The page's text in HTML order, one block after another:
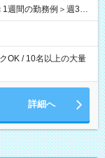
週間の勤務例＞週3回
お仕事
OK / 10名以上の大量
詳細へ